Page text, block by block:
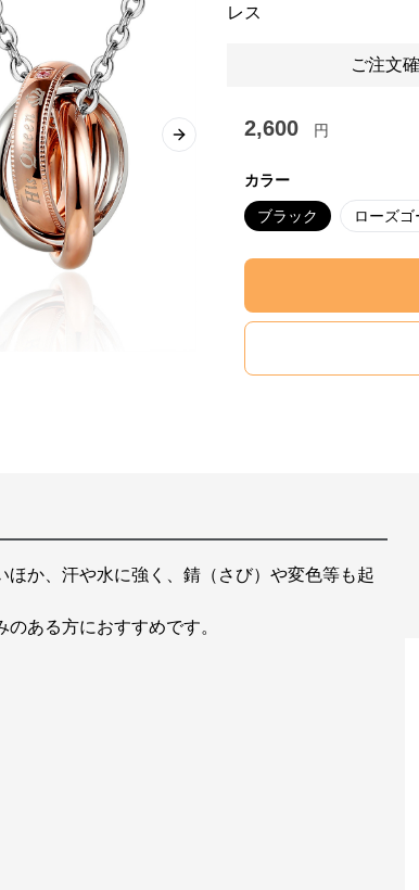
Next slide
レス
ご注文
2,600 円
カラー
ブラック ローズゴ
か、汗や水に強く、錆（さび）や変色等も起
ある方におすすめです。